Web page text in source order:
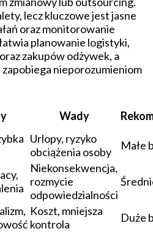
lecz kluczowe jest jasne
oraz monitorowanie
planowanie logistyki,
zakupów odżywek, a
nieporozumieniom
Wady
Urlopy, ryzyko
obciążenia osoby
Małe
Niekonsekwencja,
rozmycie
odpowiedzialności
Koszt, mniejsza
kontrola
Duże